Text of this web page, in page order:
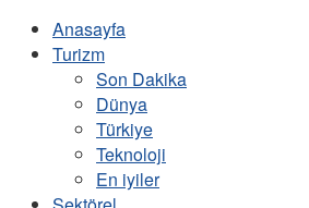
Anasayfa
Turizm
Son Dakika
Dünya
Türkiye
Teknoloji
En iyiler